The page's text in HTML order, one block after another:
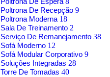
Poltrona De Recepção 9
Poltrona Moderna 18
Sala De Treinamento 2
Serviço De Remanejamento 38
Sofá Moderno 12
Sofá Modular Corporativo 9
Soluções Integradas 28
Torre De Tomadas 40